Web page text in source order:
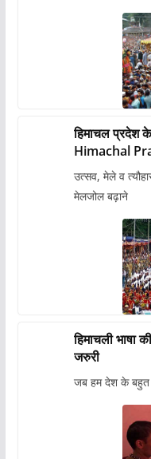
हिमाचल प्रदेश
Himachal
उत्सव, मेले व
मेलजोल बढ़ाने
हिमाचली भाषा की लिपि ‘टांकरी’ का
जरुरी
जब हम देश के बहुत